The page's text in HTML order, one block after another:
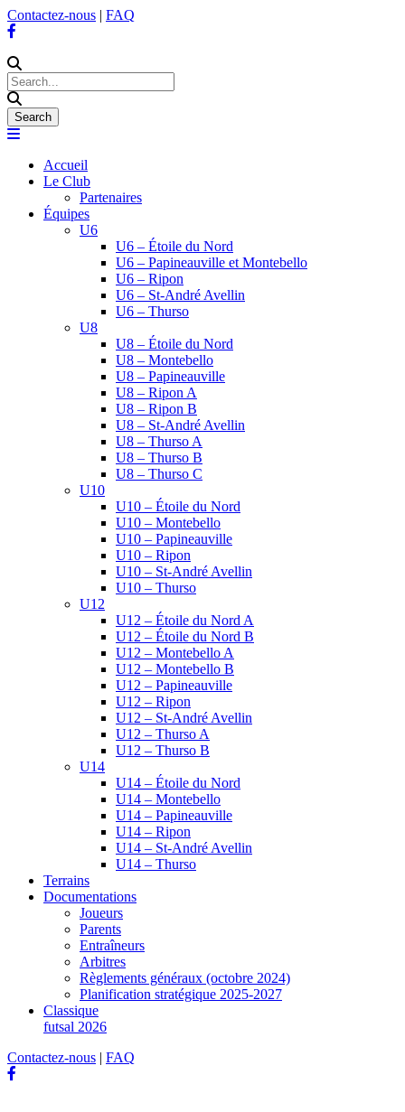
Contactez-nous | FAQ
Accueil
Le Club
Partenaires
Équipes
U6
U6 – Étoile du Nord
U6 – Papineauville et Montebello
U6 – Ripon
U6 – St-André Avellin
U6 – Thurso
U8
U8 – Étoile du Nord
U8 – Montebello
U8 – Papineauville
U8 – Ripon A
U8 – Ripon B
U8 – St-André Avellin
U8 – Thurso A
U8 – Thurso B
U8 – Thurso C
U10
U10 – Étoile du Nord
U10 – Montebello
U10 – Papineauville
U10 – Ripon
U10 – St-André Avellin
U10 – Thurso
U12
U12 – Étoile du Nord A
U12 – Étoile du Nord B
U12 – Montebello A
U12 – Montebello B
U12 – Papineauville
U12 – Ripon
U12 – St-André Avellin
U12 – Thurso A
U12 – Thurso B
U14
U14 – Étoile du Nord
U14 – Montebello
U14 – Papineauville
U14 – Ripon
U14 – St-André Avellin
U14 – Thurso
Terrains
Documentations
Joueurs
Parents
Entraîneurs
Arbitres
Règlements généraux (octobre 2024)
Planification stratégique 2025-2027
Classique
futsal 2026
Contactez-nous | FAQ